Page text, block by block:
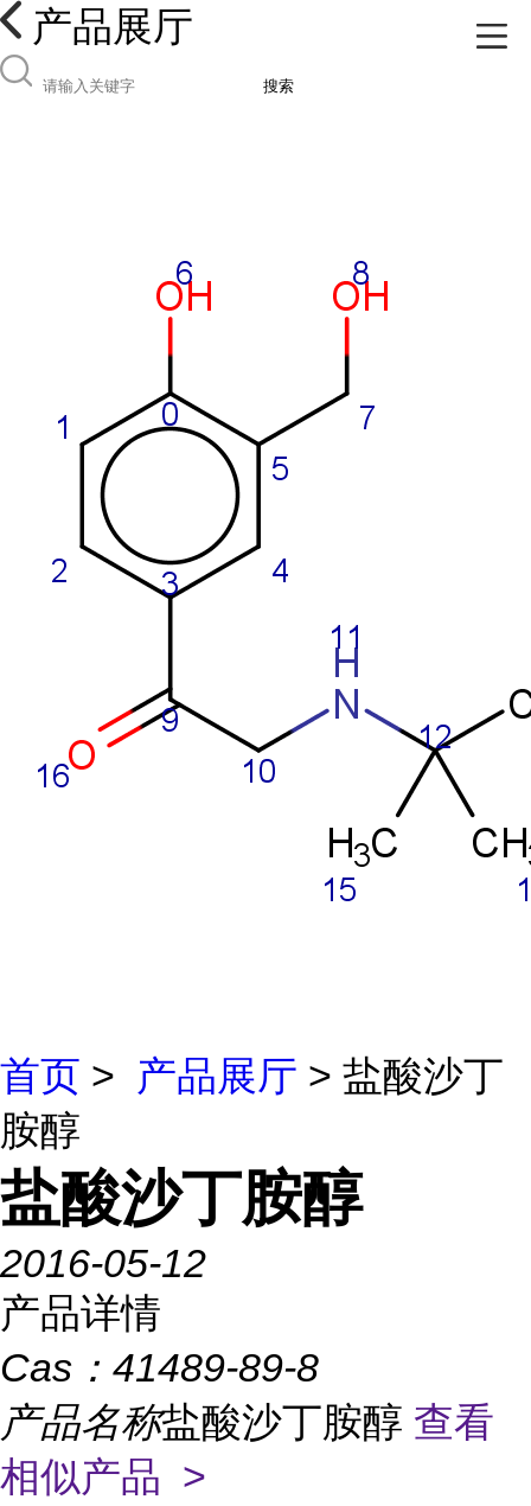
产品展厅
搜索
首页 > 产品展厅 > 盐酸沙丁
胺醇
盐酸沙丁胺醇
2016-05-12
产品详情
Cas： 41489-89-8
产品名称盐酸沙丁胺醇 查看
相似产品 >